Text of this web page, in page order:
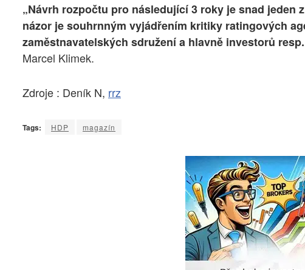
„Návrh rozpočtu pro následující 3 roky je snad jeden
názor je souhrnným vyjádřením kritiky ratingových
zaměstnavatelských sdružení a hlavně investorů
Marcel Klimek.
Zdroje : Deník N, rrz
Tags: HDP magazín